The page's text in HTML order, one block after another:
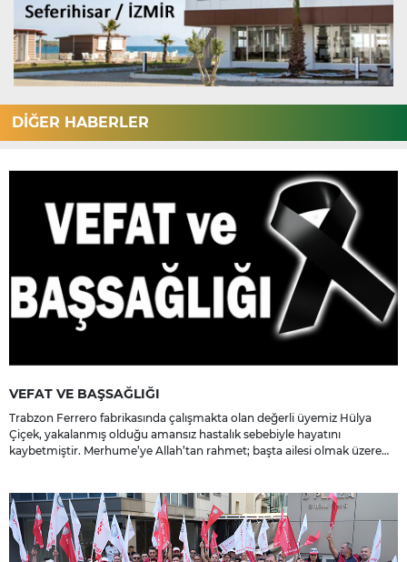
DİĞER HABERLER
VEFAT VE BAŞSAĞLIĞI
Trabzon Ferrero fabrikasında çalışmakta olan değerli üyemiz Hülya
Çiçek, yakalanmış olduğu amansız hastalık sebebiyle hayatını
kaybetmiştir. Merhume’ye Allah’tan rahmet; başta ailesi olmak üzere